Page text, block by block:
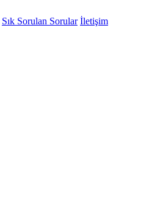
Sık Sorulan Sorular İletişim